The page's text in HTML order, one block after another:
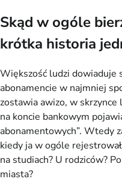
Skąd w ogóle
krótka historia
Większość ludzi dowiaduje
abonamencie w najmniej
zostawia awizo, w
na koncie bankowym
abonamentowych”. Wtedy
kiedy ja w ogóle
na studiach? U rodziców?
miasta?